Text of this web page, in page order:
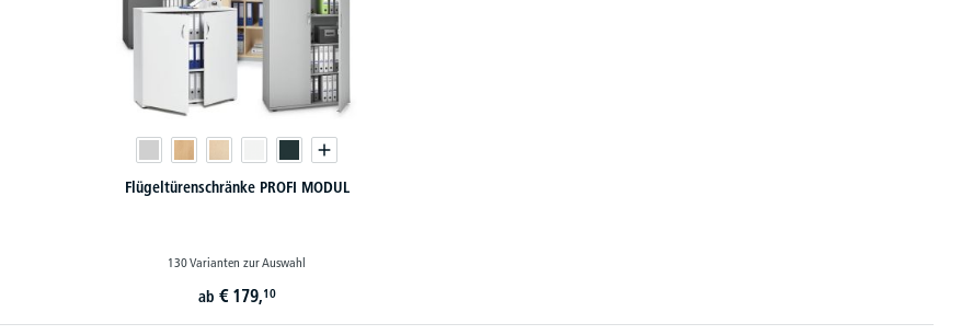
Flügeltürenschränke PROFI MODUL
130 Varianten zur Auswahl
ab € 179,10